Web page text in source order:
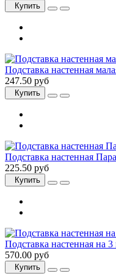
Купить
Подставка настенная
247.50 руб
Купить
Подставка настенная
225.50 руб
Купить
Подставка настенная на 3
570.00 руб
Купить